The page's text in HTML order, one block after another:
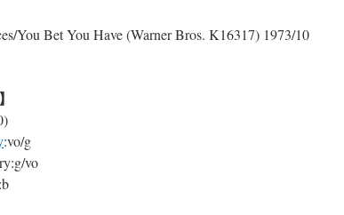
You Bet You Have (Warner Bros. K16317) 1973/10
:vo/g
vo